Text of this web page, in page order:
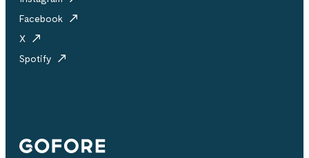
Facebook
X
Spotify
Gofore